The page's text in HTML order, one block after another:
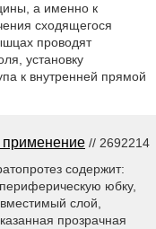
а именно к
сходящегося
проводят
установку
к внутренней прямой
применение // 2692214
содержит:
юбку,
слой,
прозрачная